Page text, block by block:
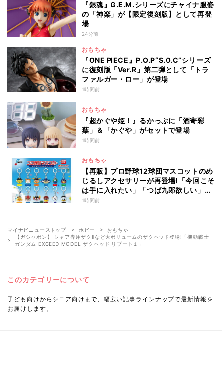
『銀魂』G.E.M.シリーズにチャイナ服姿
の「神楽」が【限定復刻版】として再登
場
24分前
おもちゃ
『ONE PIECE』P.O.P“S.O.C”シリーズ
に復刻版「Ver.R」第二弾として「トラ
ファルガー・ロー」が登場
1時間前
おもちゃ
『超かぐや姫！』るかっぷに「酒寄彩
葉」＆「かぐや」がセットで登場
1時間前
おもちゃ
【再販】プロ野球12球団マスコットのめ
じるしアクセサリーが再登場!「今回こそ
は手に入れたい」「つば九郎欲しい」と
話題
1時間前
マイナビニューストップ ホビー
おもちゃ
【ガシャポン】 シャア専用ザクⅡなど大ボリュームのザクヘッド登場!「機動戦士
ガンダム EXCEED MODEL ザクヘッド リブート１」
このカテゴリーについて
子ども向けからシニア向けまで、幅広い記事ラインナップで最新情報を
お届けします。